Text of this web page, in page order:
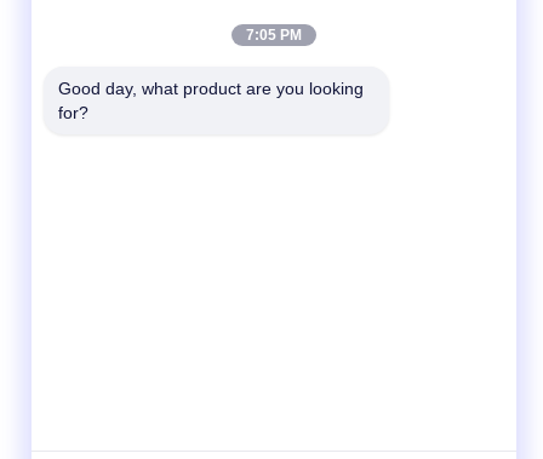
テレ
7:05 PM
Good day, what product are you looking
for?